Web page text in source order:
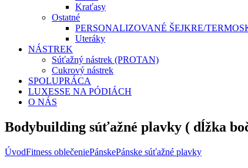
Kraťasy
Ostatné
PERSONALIZOVANÉ ŠEJKRE/
Uteráky
NÁSTREK
Súťažný nástrek (PROTAN)
Cukrový nástrek
SPOLUPRÁCA
LUXESSE NA PÓDIÁCH
O NÁS
Bodybuilding súťažné plavky ( dĺžka
ÚvodFitness oblečeniePánskePánske súťažné plavky